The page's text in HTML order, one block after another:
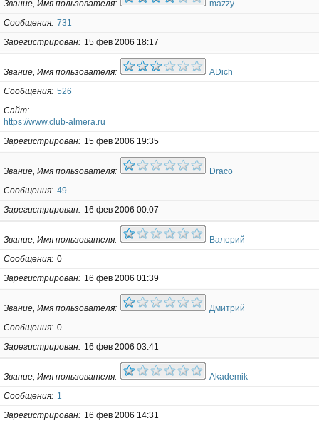
Звание, Имя пользователя
mazzy
Сообщения 731
Зарегистрирован
15 фев 2006 18:17
Звание, Имя пользователя
ADich
Сообщения 526
Сайт
https://www.club-almera.ru
Зарегистрирован
15 фев 2006 19:35
Звание, Имя пользователя
Draco
Сообщения 49
Зарегистрирован
16 фев 2006 00:07
Звание, Имя пользователя
Валерий
Сообщения 0
Зарегистрирован
16 фев 2006 01:39
Звание, Имя пользователя
Дмитрий
Сообщения 0
Зарегистрирован
16 фев 2006 03:41
Звание, Имя пользователя
Akademik
Сообщения
1
Зарегистрирован
16 фев 2006 14:31